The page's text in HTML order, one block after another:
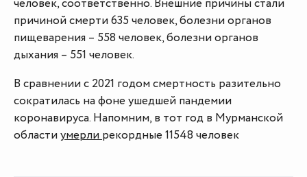
причиной смерти 635 человек, болезни органов
пищеварения – 558 человек, болезни органов
дыхания – 551 человек.
В сравнении с 2021 годом смертность разительно
сократилась на фоне ушедшей пандемии
коронавируса. Напомним, в тот год в Мурманской
областиумерли рекордные 11548 человек